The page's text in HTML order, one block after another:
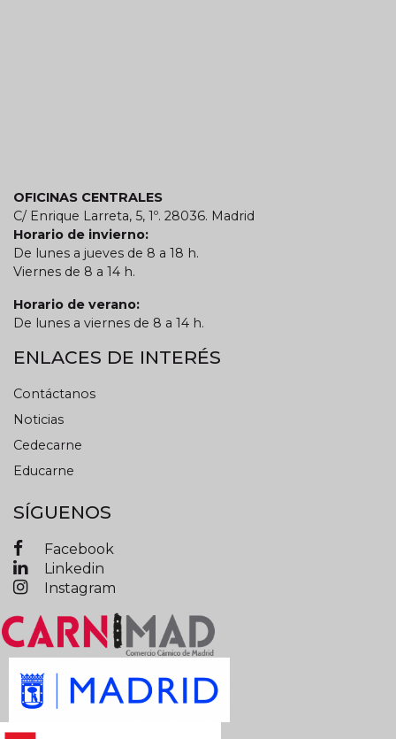
OFICINAS CENTRALES
C/ Enrique Larreta, 5, 1º. 28036. Madrid
Horario de invierno:
De lunes a jueves de 8 a 18 h.
Viernes de 8 a 14 h.
Horario de verano:
De lunes a viernes de 8 a 14 h.
ENLACES DE INTERÉS
Contáctanos
Noticias
Cedecarne
Educarne
SÍGUENOS
Facebook
Linkedin
Instagram